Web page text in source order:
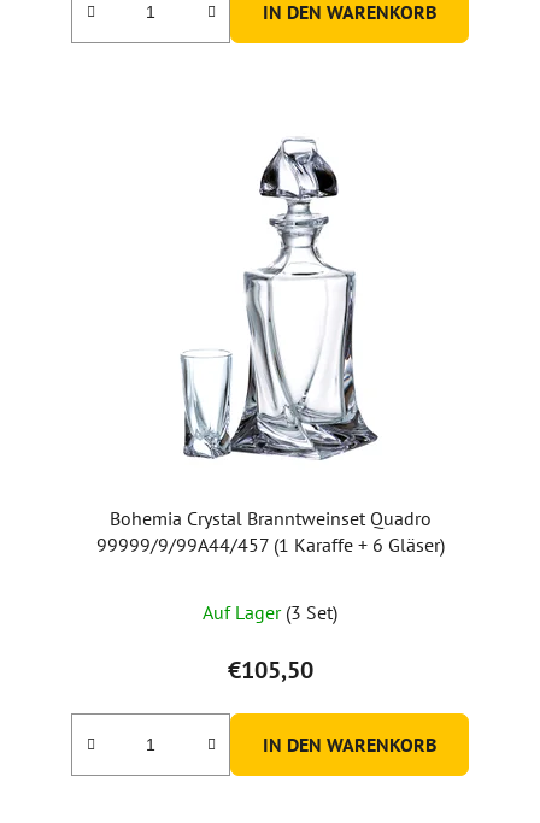
IN DEN WARENKORB
Bohemia Crystal Branntweinset Quadro
99999/9/99A44/457 (1 Karaffe + 6 Gläser)
Auf Lager (3 Set)
€105,50
IN DEN WARENKORB